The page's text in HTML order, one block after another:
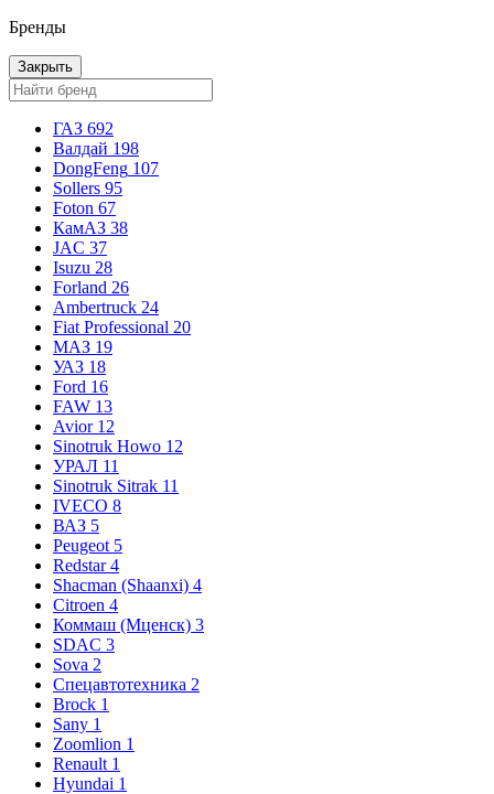
Бренды
Закрыть
ГАЗ 692
Валдай 198
DongFeng 107
Sollers 95
Foton 67
КамАЗ 38
JAC 37
Isuzu 28
Forland 26
Ambertruck 24
Fiat Professional 20
МАЗ 19
УАЗ 18
Ford 16
FAW 13
Avior 12
Sinotruk Howo 12
УРАЛ 11
Sinotruk Sitrak 11
IVECO 8
ВАЗ 5
Peugeot 5
Redstar 4
Shacman (Shaanxi) 4
Citroen 4
Коммаш (Мценск) 3
SDAC 3
Sova 2
Спецавтотехника 2
Brock 1
Sany 1
Zoomlion 1
Renault 1
Hyundai 1